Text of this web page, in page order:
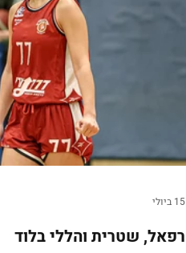
רפאל, שטרית והללי בלוד
15 ביולי